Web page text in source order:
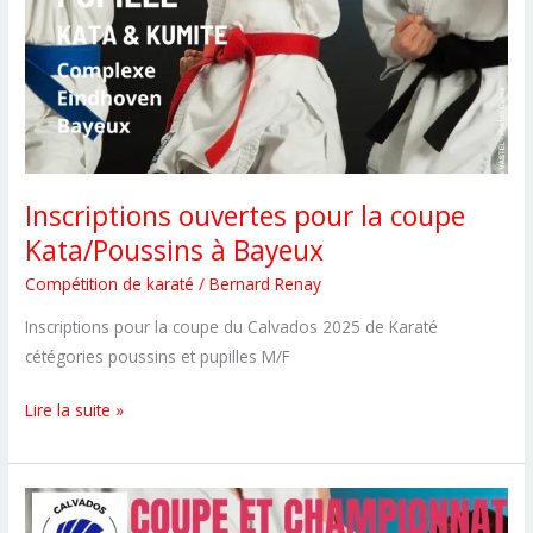
Inscriptions ouvertes pour la coupe
Kata/Poussins à Bayeux
Compétition de karaté /Bernard Renay
Inscriptions pour la coupe du Calvados 2025 de Karaté
cétégories poussins et pupilles M/F
Inscriptions
pour
la
coupe
Lire la suite »